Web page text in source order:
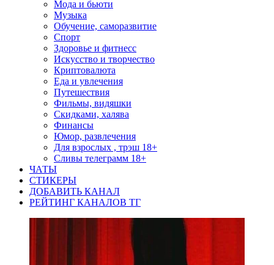
Мода и бьюти
Музыка
Обучение, саморазвитие
Спорт
Здоровье и фитнесс
Искусство и творчество
Криптовалюта
Еда и увлечения
Путешествия
Фильмы, видяшки
Скидками, халява
Финансы
Юмор, развлечения
Для взрослых , трэш 18+
Сливы телеграмм 18+
ЧАТЫ
СТИКЕРЫ
ДОБАВИТЬ КАНАЛ
РЕЙТИНГ КАНАЛОВ ТГ